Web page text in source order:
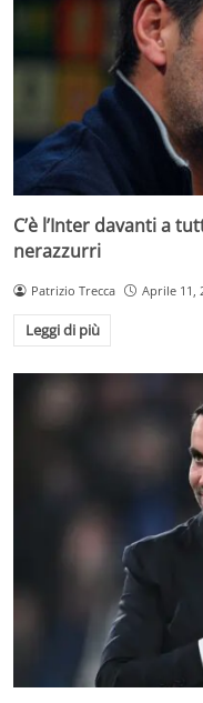
C’è l’Inter davanti a
nerazzurri
Patrizio Trecca Aprile 11,
Leggi di più